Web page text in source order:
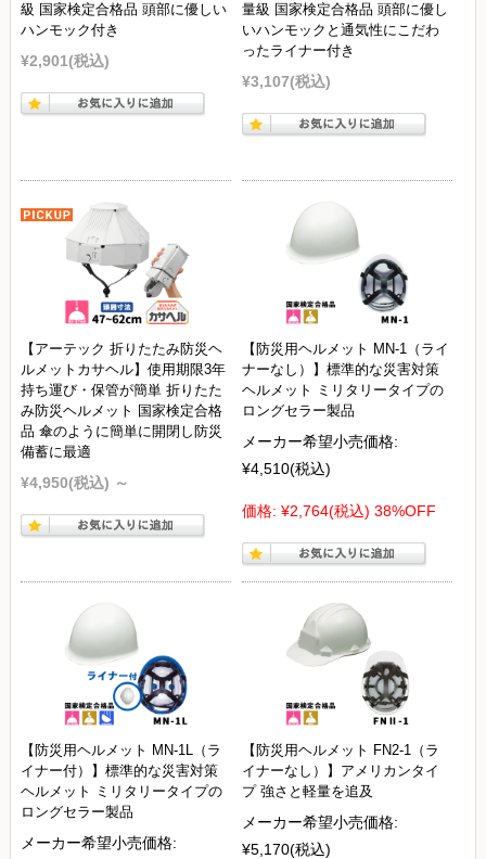
級 国家検定合格品 頭部に優しい
ハンモック付き
¥2,901(税込)
量級 国家検定合格品 頭部に優し
いハンモックと通気性にこだわ
ったライナー付き
¥3,107(税込)
【アーテック 折りたたみ防災ヘ
ルメットカサヘル】使用期限3年
持ち運び・保管が簡単 折りたた
み防災ヘルメット 国家検定合格
品 傘のように簡単に開閉し防災
備蓄に最適
¥4,950(税込) ～
【防災用ヘルメット MN-1（ライ
ナーなし）】標準的な災害対策
ヘルメット ミリタリータイプの
ロングセラー製品
メーカー希望小売価格:
¥4,510(税込)
価格: ¥2,764(税込) 38%OFF
【防災用ヘルメット MN-1L（ラ
イナー付）】標準的な災害対策
ヘルメット ミリタリータイプの
ロングセラー製品
メーカー希望小売価格:
【防災用ヘルメット FN2-1（ラ
イナーなし）】アメリカンタイ
プ 強さと軽量を追及
メーカー希望小売価格:
¥5,170(税込)